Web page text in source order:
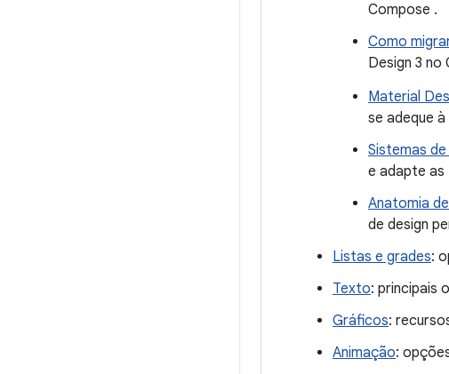
Compose .
Como
Design 3 no
Material
se adeque
Sistemas
e adapte as
Anatomia
de design
Listas e grades:
Texto: principais
Gráficos:
Animação: